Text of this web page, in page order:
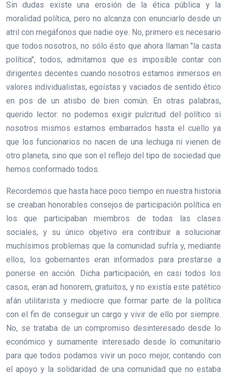
Sin dudas existe una erosión de la ética pública y la
moralidad política, pero no alcanza con enunciarlo desde un
atril con megáfonos que nadie oye. No, primero es necesario
que todos nosotros, no sólo ésto que ahora llaman "la casta
política", todos, admitamos que es imposible contar con
dirigentes decentes cuando nosotros estamos inmersos en
valores individualistas, egoístas y vaciados de sentido ético
en pos de un atisbo de bien común. En otras palabras,
querido lector: no podemos exigir pulcritud del político si
nosotros mismos estamos embarrados hasta el cuello ya
que los funcionarios no nacen de una lechuga ni vienen de
otro planeta, sino que son el reflejo del tipo de sociedad que
hemos conformado todos.
Recordemos que hasta hace poco tiempo en nuestra historia
se creaban honorables consejos de participación política en
los que participaban miembros de todas las clases
sociales, y su único objetivo era contribuir a solucionar
muchísimos problemas que la comunidad sufría y, mediante
ellos, los gobernantes eran informados para prestarse a
ponerse en acción. Dicha participación, en casi todos los
casos, eran ad honorem, gratuitos, y no existía este patético
afán utilitarista y mediocre que formar parte de la política
con el fin de conseguir un cargo y vivir de ello por siempre.
No, se trataba de un compromiso desinteresado desde lo
económico y sumamente interesado desde lo comunitario
para que todos podamos vivir un poco mejor, contando con
el apoyo y la solidaridad de una comunidad que no estaba